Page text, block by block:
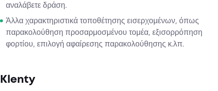
αναλάβετε δράση.
Άλλα χαρακτηριστικά τοποθέτησης εισερχομένων, όπως
παρακολούθηση προσαρμοσμένου τομέα, εξισορρόπηση
φορτίου, επιλογή αφαίρεσης παρακολούθησης κ.λπ.
Klenty